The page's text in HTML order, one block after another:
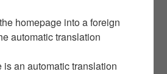
ら探す
homepage into a foreign
automatic translation
an automatic translation